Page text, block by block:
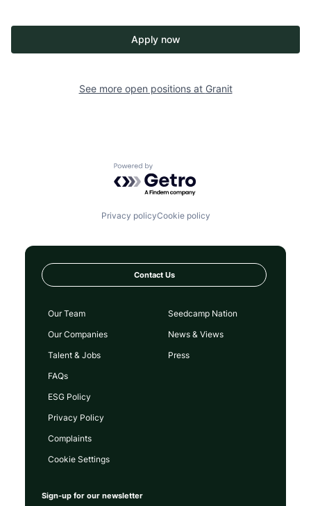
Apply now
See more open positions at Granit
Powered by Getro.com
Privacy policyCookie policy
Contact Us
Our Team
Our Companies
Talent & Jobs
FAQs
Seedcamp Nation
News & Views
Press
ESG Policy
Privacy Policy
Complaints
Cookie Settings
Sign-up for our newsletter